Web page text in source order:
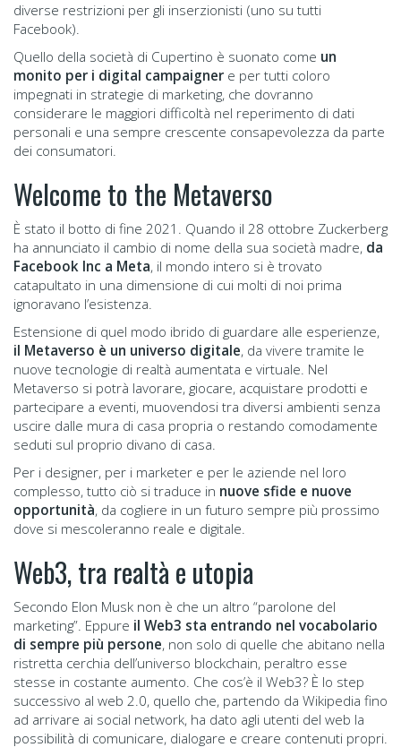
diverse restrizioni per gli inserzionisti (uno su tutti
Facebook).
Quello della società di Cupertino è suonato come un
monito per i digital campaigner e per tutti coloro
impegnati in strategie di marketing, che dovranno
considerare le maggiori difficoltà nel reperimento di dati
personali e una sempre crescente consapevolezza da parte
dei consumatori.
Welcome to the Metaverso
È stato il botto di fine 2021. Quando il 28 ottobre Zuckerberg
ha annunciato il cambio di nome della sua società madre, da
Facebook Inc a Meta, il mondo intero si è trovato
catapultato in una dimensione di cui molti di noi prima
ignoravano l’esistenza.
Estensione di quel modo ibrido di guardare alle esperienze,
il Metaverso è un universo digitale, da vivere tramite le
nuove tecnologie di realtà aumentata e virtuale. Nel
Metaverso si potrà lavorare, giocare, acquistare prodotti e
partecipare a eventi, muovendosi tra diversi ambienti senza
uscire dalle mura di casa propria o restando comodamente
seduti sul proprio divano di casa.
Per i designer, per i marketer e per le aziende nel loro
complesso, tutto ciò si traduce in nuove sfide e nuove
opportunità, da cogliere in un futuro sempre più prossimo
dove si mescoleranno reale e digitale.
Web3, tra realtà e utopia
Secondo Elon Musk non è che un altro “parolone del
marketing”. Eppure il Web3 sta entrando nel vocabolario
di sempre più persone, non solo di quelle che abitano nella
ristretta cerchia dell’universo blockchain, peraltro esse
stesse in costante aumento. Che cos’è il Web3? È lo step
successivo al web 2.0, quello che, partendo da Wikipedia fino
ad arrivare ai social network, ha dato agli utenti del web la
possibilità di comunicare, dialogare e creare contenuti propri.